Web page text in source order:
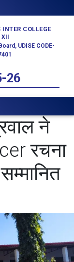
COLLEGE
XII
UDISE CODE-
26
ने
रचना